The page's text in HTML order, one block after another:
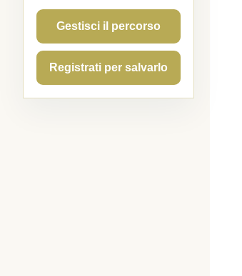
Gestisci il percorso
Registrati per salvarlo